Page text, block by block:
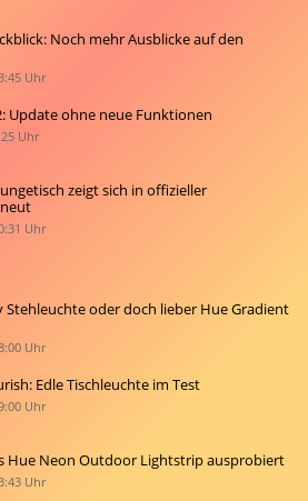
Noch mehr Ausblicke auf den
Uhr
Update ohne neue Funktionen
Uhr
zeigt sich in offizieller
Uhr
Stehleuchte oder doch lieber Hue Gradient
Uhr
Edle Tischleuchte im Test
Uhr
Hue Neon Outdoor Lightstrip ausprobiert
Uhr